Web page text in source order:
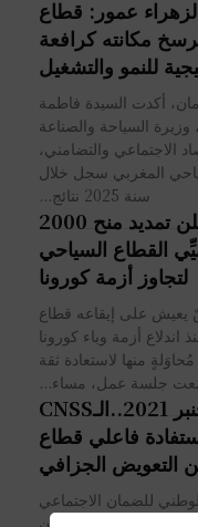
عمور: قطاع
مكانته كرافعة
للنمو والتشغيل
أكدت السيدة فاطمة
وزيرة السياحة والصناعة
الاجتماعي والتضامني،
المغربي سجل خلال
سنة 2025 نتائج...
الحكومة تعلن تمديد منح 2000
القطاع السياحي
لتجاوز أزمة كورونا
على إيقاعه قطاع
اندلاع أزمة وباء كورونا
منها لاستعادة ثقة
جلسة عمل، مساء...
إلى 31 دجنبر 2021..الـCNSS
فاعلي قطاع
التعويض الجزافي
للضمان الاجتماعي
الفاعلين الذين يمارسون